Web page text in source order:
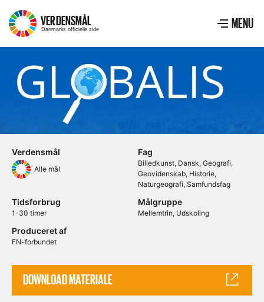
VERDENSMÅL
–
Danmarks officielle side VIS
MENU
Menu
DOWNLOAD MATERIALE
Verdensmål
Alle mål
Fag
Billedkunst Dansk Geografi
Geovidenskab Historie
Naturgeografi Samfundsfag
Tidsforbrug
1-30 timer
Målgruppe
Mellemtrin Udskoling
Produceret af
FN-forbundet